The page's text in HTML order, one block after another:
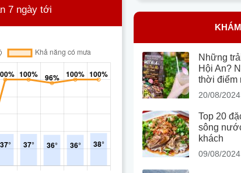
7 ngày tới
Những
Hội An?
thời điểm
20/08/2024
Top 20
sông
khách
09/08/2024